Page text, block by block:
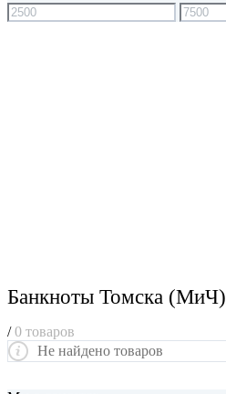
Банкноты Томска (МиЧ)
/ 0 товаров
Не найдено товаров